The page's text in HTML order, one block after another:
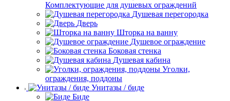
Комплектующие для душевых ограждений
Душевая перегородка
Дверь
Шторка на ванну
Душевое ограждение
Боковая стенка
Душевая кабина
Уголки,
ограждения, поддоны
Унитазы / биде
Биде